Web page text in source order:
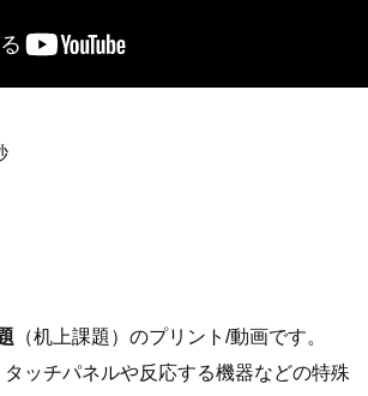
（机上課題）のプリント/動画です。
ッチパネルや反応する機器などの特殊